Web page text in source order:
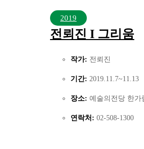
2019
전뢰진 I 그리움
작가: 전뢰진
기간: 2019.11.7~11.13
장소: 예술의전당 한가
연락처: 02-508-1300